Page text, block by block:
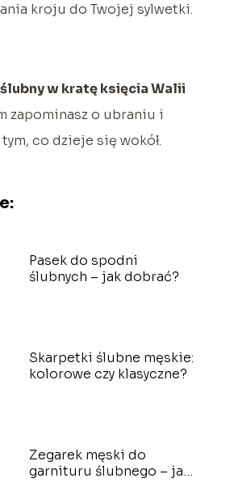
kroju do Twojej sylwetki.
w kratę księcia Walii
zapominasz o ubraniu i
co dzieje się wokół.
Pasek do spodni
ślubnych – jak dobrać?
Skarpetki ślubne męskie:
kolorowe czy klasyczne?
Zegarek męski do
garnituru ślubnego – jak